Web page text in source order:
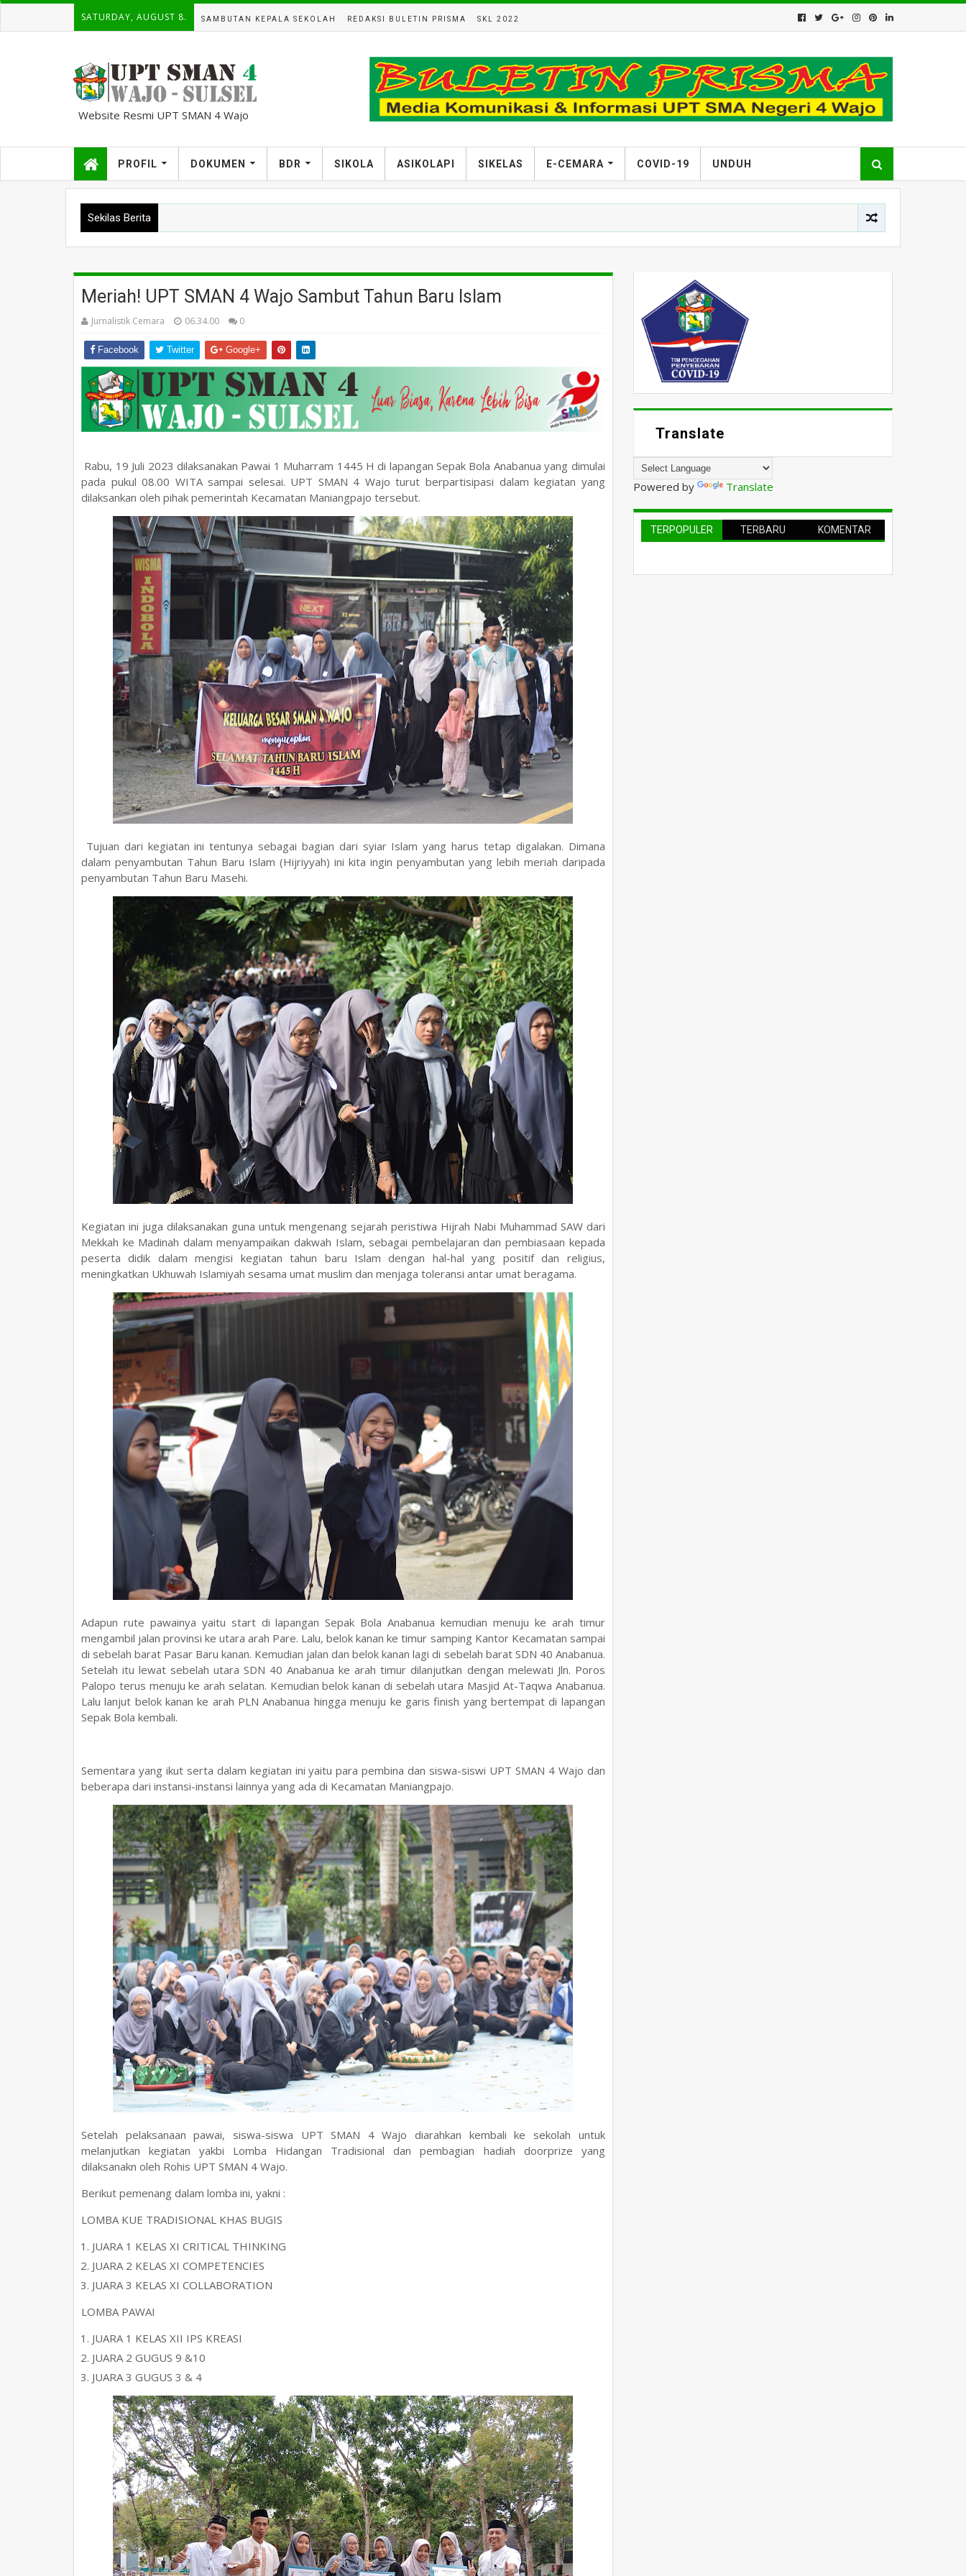
SATURDAY, AUGUST 8. SAMBUTAN KEPALA SEKOLAH REDAKSI BULETIN PRISMA SKL 2022
Website Resmi UPT SMAN 4 Wajo
PROFIL DOKUMEN BDR SIKOLA ASIKOLAPI SIKELAS E-CEMARA COVID-19 UNDUH
Sekilas Berita
Meriah! UPT SMAN 4 Wajo Sambut Tahun Baru Islam
Jurnalistik Cemara 06.34.00 0
Facebook Twitter Google+
Rabu, 19 Juli 2023 dilaksanakan Pawai 1 Muharram 1445 H di lapangan Sepak Bola Anabanua yang dimulai
pada pukul 08.00 WITA sampai selesai. UPT SMAN 4 Wajo turut berpartisipasi dalam kegiatan yang
dilaksankan oleh pihak pemerintah Kecamatan Maniangpajo tersebut.
Tujuan dari kegiatan ini tentunya sebagai bagian dari syiar Islam yang harus tetap digalakan. Dimana
dalam penyambutan Tahun Baru Islam (Hijriyyah) ini kita ingin penyambutan yang lebih meriah daripada
penyambutan Tahun Baru Masehi.
Kegiatan ini juga dilaksanakan guna untuk mengenang sejarah peristiwa Hijrah Nabi Muhammad SAW dari
Mekkah ke Madinah dalam menyampaikan dakwah Islam, sebagai pembelajaran dan pembiasaan kepada
peserta didik dalam mengisi kegiatan tahun baru Islam dengan hal-hal yang positif dan religius,
meningkatkan Ukhuwah Islamiyah sesama umat muslim dan menjaga toleransi antar umat beragama.
Adapun rute pawainya yaitu start di lapangan Sepak Bola Anabanua kemudian menuju ke arah timur
mengambil jalan provinsi ke utara arah Pare. Lalu, belok kanan ke timur samping Kantor Kecamatan sampai
di sebelah barat Pasar Baru kanan. Kemudian jalan dan belok kanan lagi di sebelah barat SDN 40 Anabanua.
Setelah itu lewat sebelah utara SDN 40 Anabanua ke arah timur dilanjutkan dengan melewati Jln. Poros
Palopo terus menuju ke arah selatan. Kemudian belok kanan di sebelah utara Masjid At-Taqwa Anabanua.
Lalu lanjut belok kanan ke arah PLN Anabanua hingga menuju ke garis finish yang bertempat di lapangan
Sepak Bola kembali.
Sementara yang ikut serta dalam kegiatan ini yaitu para pembina dan siswa-siswi UPT SMAN 4 Wajo dan
beberapa dari instansi-instansi lainnya yang ada di Kecamatan Maniangpajo.
Setelah pelaksanaan pawai, siswa-siswa UPT SMAN 4 Wajo diarahkan kembali ke sekolah untuk
melanjutkan kegiatan yakbi Lomba Hidangan Tradisional dan pembagian hadiah doorprize yang
dilaksanakn oleh Rohis UPT SMAN 4 Wajo.
Berikut pemenang dalam lomba ini, yakni :
LOMBA KUE TRADISIONAL KHAS BUGIS
JUARA 1 KELAS XI CRITICAL THINKING
JUARA 2 KELAS XI COMPETENCIES
JUARA 3 KELAS XI COLLABORATION
LOMBA PAWAI
JUARA 1 KELAS XII IPS KREASI
JUARA 2 GUGUS 9 &10
JUARA 3 GUGUS 3 & 4
Translate
Powered by Translate
TERPOPULER TERBARU KOMENTAR